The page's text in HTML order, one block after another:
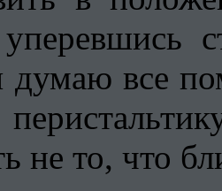
думаю все
не то, что